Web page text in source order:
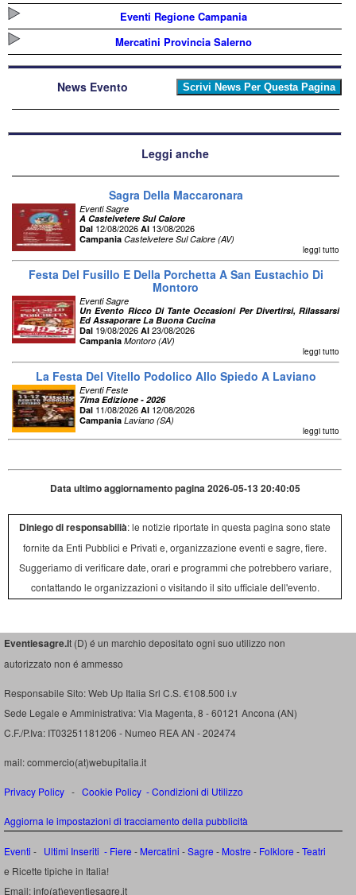
Eventi Regione Campania
Mercatini Provincia Salerno
News Evento
Leggi anche
Sagra Della Maccaronara
Eventi Sagre
A Castelvetere Sul Calore
Dal 12/08/2026 Al 13/08/2026
Campania Castelvetere Sul Calore (AV)
leggi tutto
Festa Del Fusillo E Della Porchetta A San Eustachio Di
Montoro
Eventi Sagre
Un Evento Ricco Di Tante Occasioni Per Divertirsi, Rilassarsi
Ed Assaporare La Buona Cucina
Dal 19/08/2026 Al 23/08/2026
Campania Montoro (AV)
leggi tutto
La Festa Del Vitello Podolico Allo Spiedo A Laviano
Eventi Feste
7ima Edizione - 2026
Dal 11/08/2026 Al 12/08/2026
Campania Laviano (SA)
leggi tutto
Data ultimo aggiornamento pagina 2026-05-13 20:40:05
Diniego di responsabilià: le notizie riportate in questa pagina sono state
fornite da Enti Pubblici e Privati e, organizzazione eventi e sagre, fiere.
Suggeriamo di verificare date, orari e programmi che potrebbero variare,
contattando le organizzazioni o visitando il sito ufficiale dell'evento.
Eventiesagre.it (D) é un marchio depositato ogni suo utilizzo non
autorizzato non é ammesso
Responsabile Sito: Web Up Italia Srl C.S. €108.500 i.v
Sede Legale e Amministrativa: Via Magenta, 8 - 60121 Ancona (AN)
C.F./P.Iva: IT03251181206 - Numeo REA AN - 202474
mail: commercio(at)webupitalia.it
Privacy Policy - Cookie Policy -Condizioni di Utilizzo
Aggiorna le impostazioni di tracciamento della pubblicità
Eventi - Ultimi Inseriti - Fiere - Mercatini -Sagre - Mostre - Folklore -Teatri
e Ricette tipiche in Italia!
Email: info(at)eventiesagre.it